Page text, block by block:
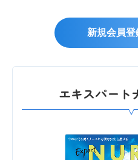
新規会員登
エキスパート